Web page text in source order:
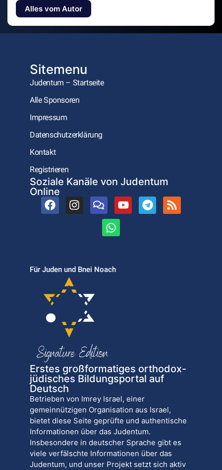
Alles vom Autor
Sitemenu
Judentum – Startseite
Alle Sponsoren
Impressum
Datenschutzerklärung
Kontakt
Registrieren
Soziale Kanäle von Judentum
Online
Für Juden und Bnei Noach
Erstes großformatiges orthodox-
jüdisches Bildungsportal auf
Deutsch
Betrieben von Imrey Israel, einer
gemeinnützigen Organisation aus Israel,
bietet diese Seite geprüfte und authentische
Informationen über das Judentum.
Insbesondere in deutscher Sprache gibt es
viele verfälschte Informationen über das
Judentum, und unser Projekt setzt sich aktiv